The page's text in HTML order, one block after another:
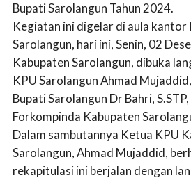
Bupati Sarolangun Tahun 2024.
Kegiatan ini digelar di aula kantor
Sarolangun, hari ini, Senin, 02
Kabupaten Sarolangun, dibuka
KPU Sarolangun Ahmad
Bupati Sarolangun Dr Bahri,
Forkompinda Kabupaten
Dalam sambutannya Ketua KPU
Sarolangun, Ahmad Mujaddid,
rekapitulasi ini berjalan dengan